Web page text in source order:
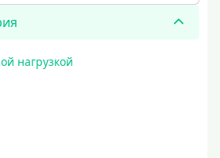
нагрузкой